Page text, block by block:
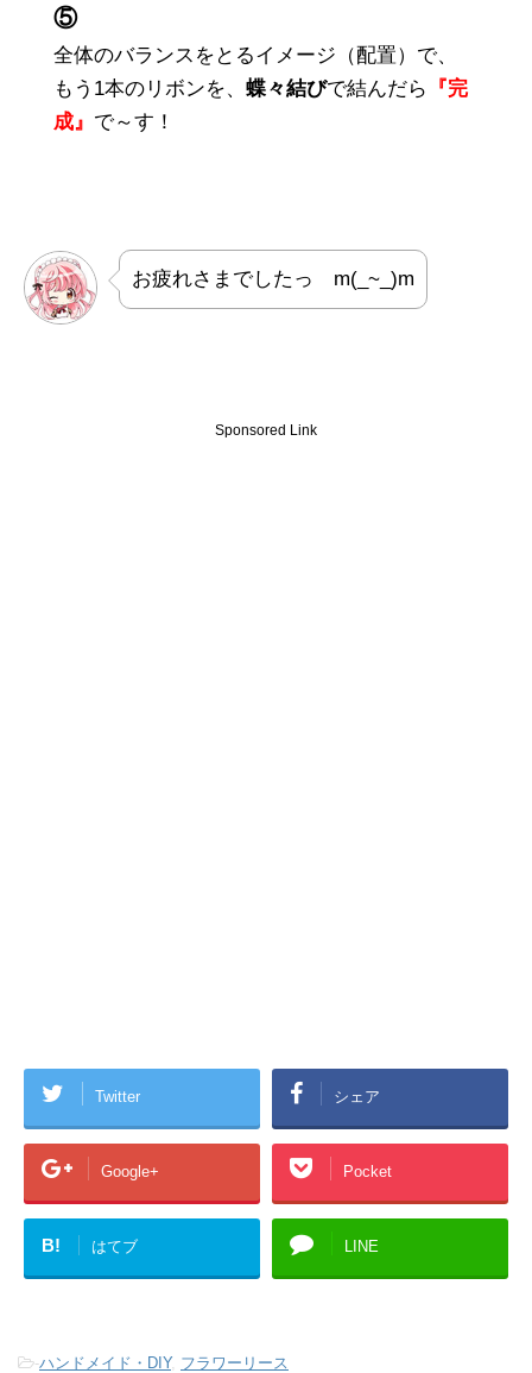
⑤
全体のバランスをとるイメージ（配置）で、
もう1本のリボンを、 蝶々結びで結んだら
『完
成』 で～す！
お疲れさまでしたっ m(_~_)m
Sponsored Link
Twitter シェア
Google+ Pocket
B! はてブ LINE
-ハンドメイド・DIY, フラワーリース